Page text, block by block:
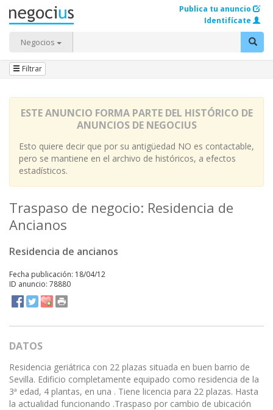
Negocios
Publica tu anuncio
Identifícate
Filtrar
ESTE ANUNCIO FORMA PARTE DEL HISTÓRICO DE
ANUNCIOS DE NEGOCIUS
Esto quiere decir que por su antigüedad NO es contactable,
pero se mantiene en el archivo de históricos, a efectos
estadísticos.
Traspaso de negocio: Residencia de
Ancianos
Residencia de ancianos
Fecha publicación: 18/04/12
ID anuncio: 78880
DATOS
Residencia geriátrica con 22 plazas situada en buen barrio de
Sevilla. Edificio completamente equipado como residencia de la
3ª edad, 4 plantas, en una . Tiene licencia para 22 plazas. Hasta
la actualidad funcionando .Traspaso por cambio de ubicación